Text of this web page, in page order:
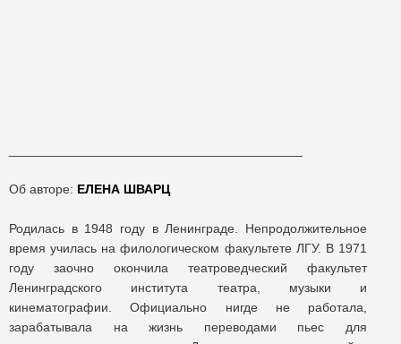
Об авторе: ЕЛЕНА ШВАРЦ
Родилась в 1948 году в Ленинграде. Непродолжительное
время училась на филологическом факультете ЛГУ. В 1971
году заочно окончила театроведческий факультет
Ленинградского института театра, музыки и
кинематографии. Официально нигде не работала,
зарабатывала на жизнь переводами пьес для